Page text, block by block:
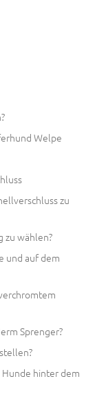
Welpe
zu
zu wählen?
und auf dem
Sprenger?
hinter dem